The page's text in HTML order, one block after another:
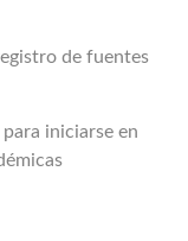
de fuentes
iniciarse en